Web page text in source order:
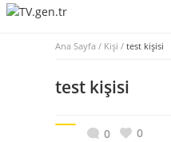
Ana Sayfa / Kişi / test kişisi
test kişisi
0 0